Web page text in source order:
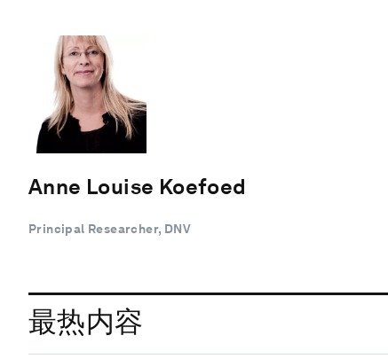
Anne Louise Koefoed
Principal Researcher, DNV
最热内容